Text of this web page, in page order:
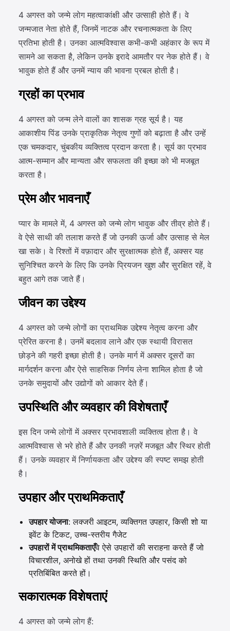
4 अगस्त को जन्मे लोग महत्वाकांक्षी और उत्साही होते हैं। वे
जन्मजात नेता होते हैं, जिनमें नाटक और रचनात्मकता के लिए
प्रतिभा होती है। उनका आत्मविश्वास कभी-कभी अहंकार के रूप में
सामने आ सकता है, लेकिन उनके इरादे आमतौर पर नेक होते हैं। वे
भावुक होते हैं और उनमें न्याय की भावना प्रबल होती है।
ग्रहों का प्रभाव
4 अगस्त को जन्म लेने वालों का शासक ग्रह सूर्य है। यह
आकाशीय पिंड उनके प्राकृतिक नेतृत्व गुणों को बढ़ाता है और उन्हें
एक चमकदार, चुंबकीय व्यक्तित्व प्रदान करता है। सूर्य का प्रभाव
आत्म-सम्मान और मान्यता और सफलता की इच्छा को भी मजबूत
करता है।
प्रेम और भावनाएँ
प्यार के मामले में, 4 अगस्त को जन्मे लोग भावुक और तीव्र होते हैं।
वे ऐसे साथी की तलाश करते हैं जो उनकी ऊर्जा और उत्साह से मेल
खा सके। वे रिश्तों में वफ़ादार और सुरक्षात्मक होते हैं, अक्सर यह
सुनिश्चित करने के लिए कि उनके प्रियजन खुश और सुरक्षित रहें, वे
बहुत आगे तक जाते हैं।
जीवन का उद्देश्य
4 अगस्त को जन्मे लोगों का प्राथमिक उद्देश्य नेतृत्व करना और
प्रेरित करना है। उनमें बदलाव लाने और एक स्थायी विरासत
छोड़ने की गहरी इच्छा होती है। उनके मार्ग में अक्सर दूसरों का
मार्गदर्शन करना और ऐसे साहसिक निर्णय लेना शामिल होता है जो
उनके समुदायों और उद्योगों को आकार देते हैं।
उपस्थिति और व्यवहार की विशेषताएँ
इस दिन जन्मे लोगों में अक्सर प्रभावशाली व्यक्तित्व होता है। वे
आत्मविश्वास से भरे होते हैं और उनकी नज़रें मजबूत और स्थिर होती
हैं। उनके व्यवहार में निर्णायकता और उद्देश्य की स्पष्ट समझ होती
है।
उपहार और प्राथमिकताएँ
उपहार योजना: लक्जरी आइटम, व्यक्तिगत उपहार, किसी शो या
इवेंट के टिकट, उच्च-स्तरीय गैजेट
उपहारों में प्राथमिकताएँवे ऐसे उपहारों की सराहना करते हैं जो
विचारशील, अनोखे हों तथा उनकी स्थिति और पसंद को
प्रतिबिंबित करते हों।
सकारात्मक विशेषताएं
4 अगस्त को जन्मे लोग हैं: